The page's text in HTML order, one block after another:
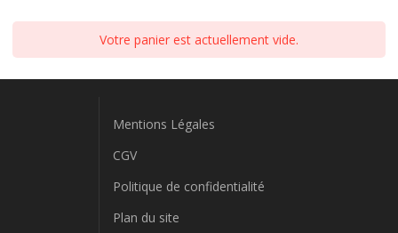
Votre panier est actuellement vide.
Mentions Légales
CGV
Politique de confidentialité
Plan du site